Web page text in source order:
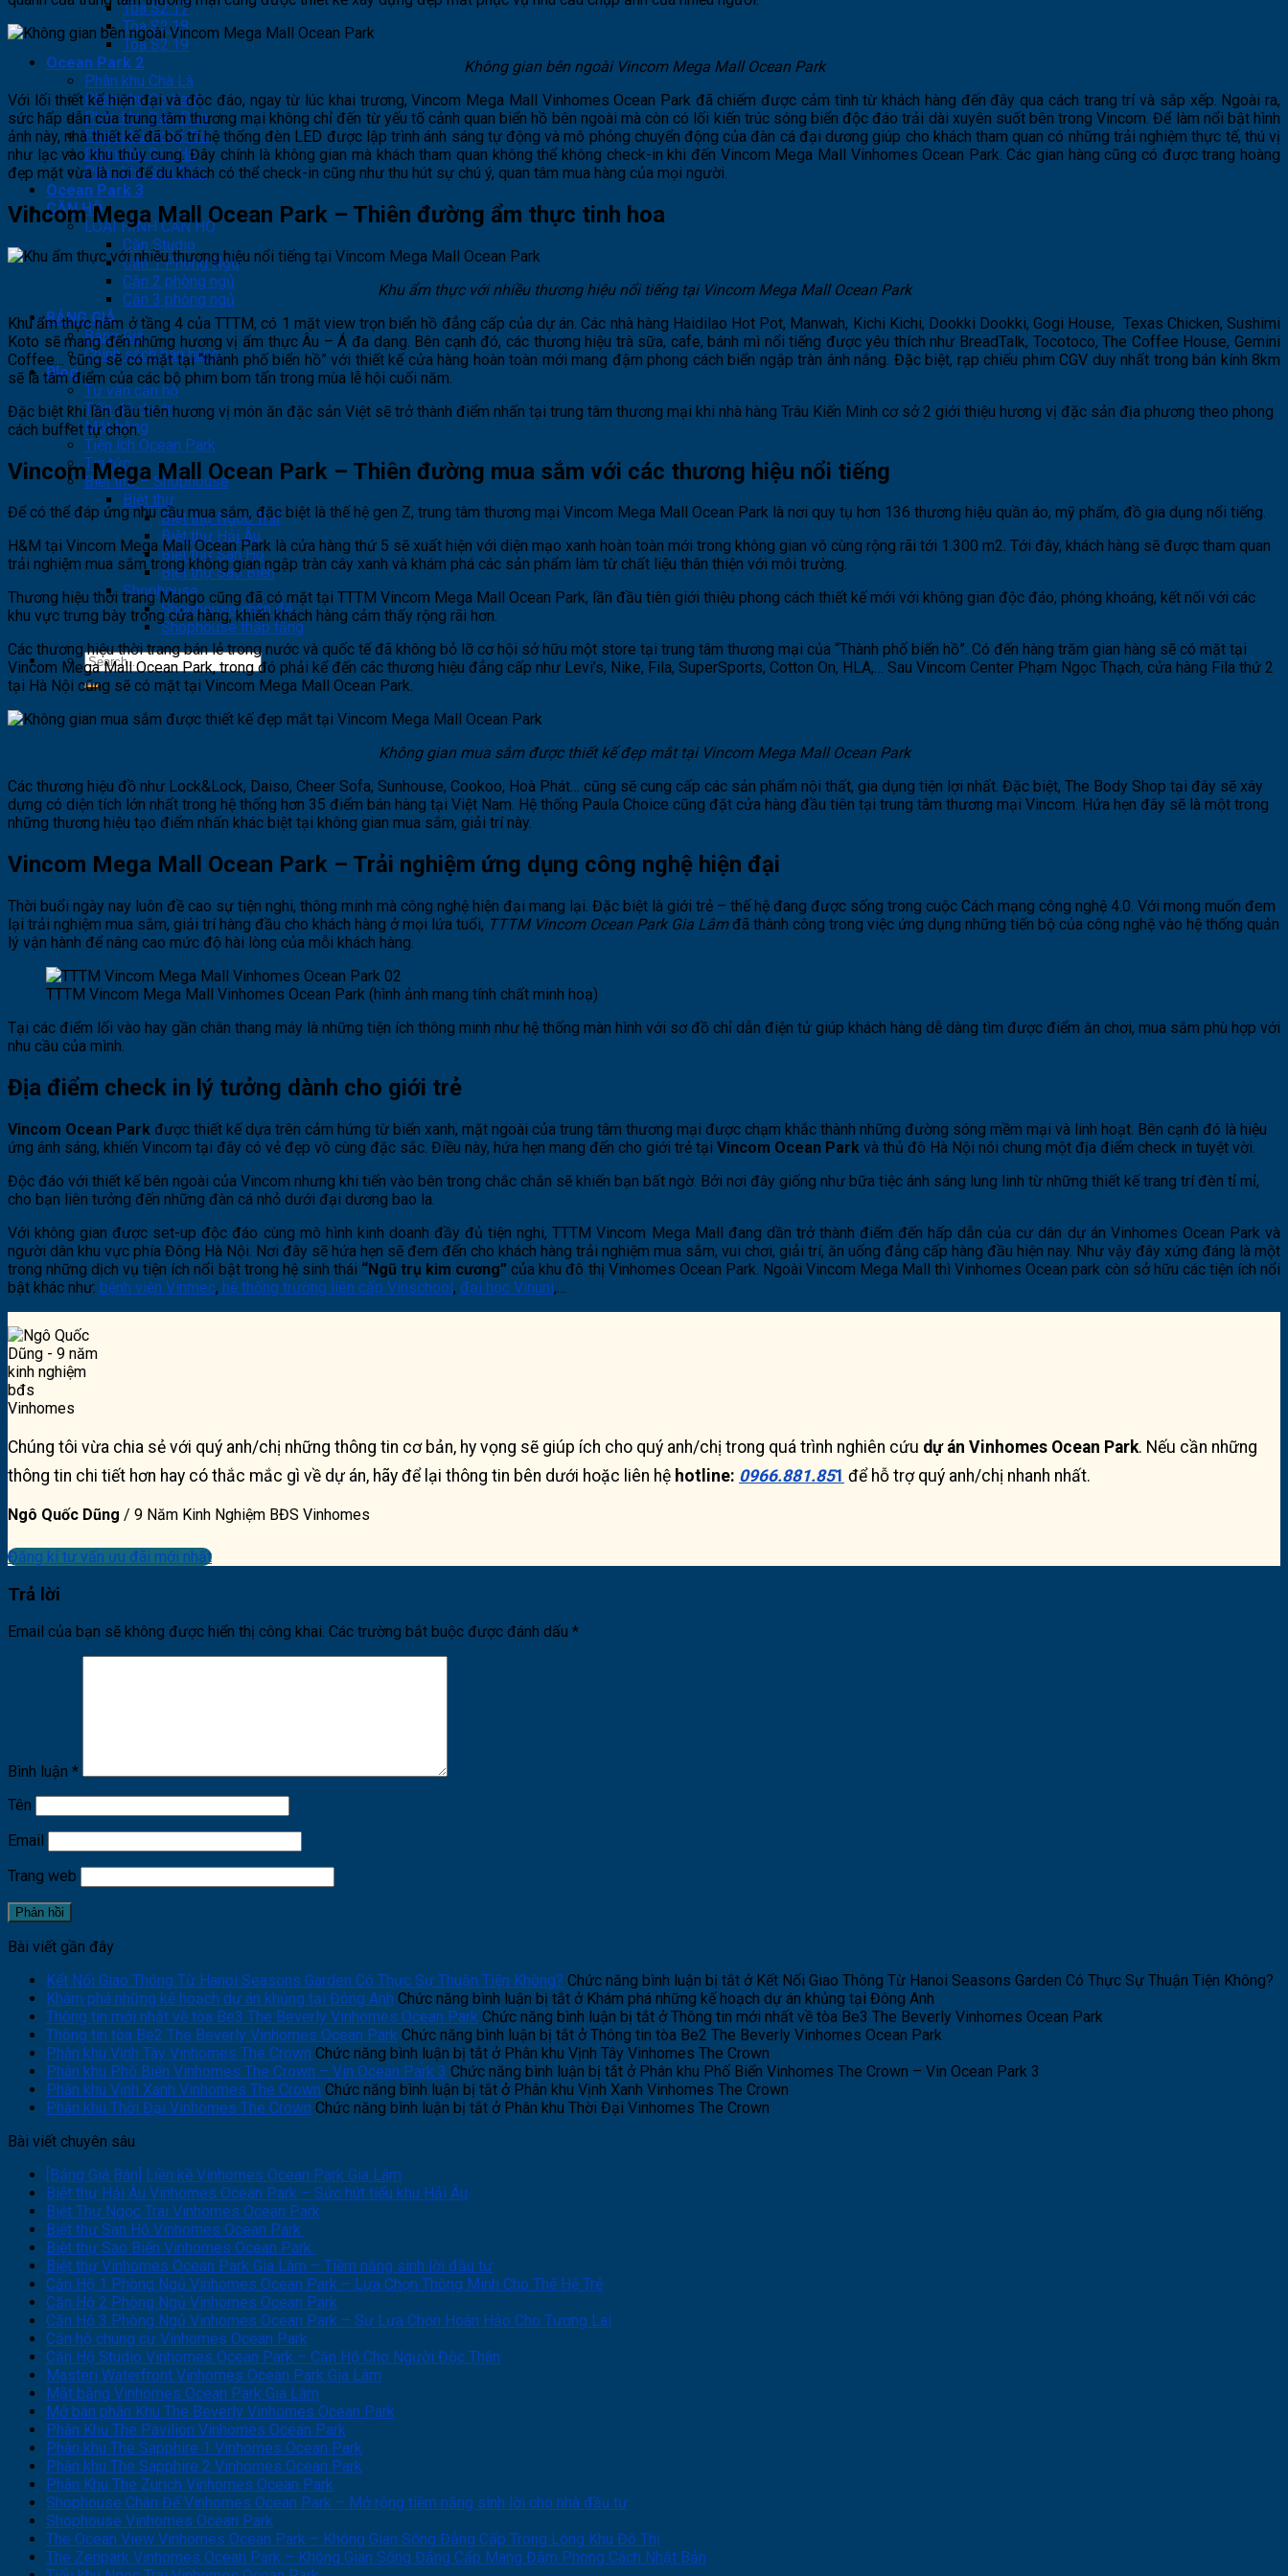
Tòa S2.17
Tòa S2.18
Tòa S2.19
Ocean Park 2
Phân khu Chà Là
Phân khu Cọ Xanh
Phân khu Đảo Dừa
Phân khu Ngọc Trai
Phân khu San Hô
Phân khu Sao Biển
Ocean Park 3
CĂN HỘ
LOẠI HÌNH CĂN HỘ
Căn Studio
Căn 1 Phòng Ngủ
Căn 2 phòng ngủ
Căn 3 phòng ngủ
BẢNG GIÁ
Bảng Giá
Chính sách bán hàng
Blog
Tư vấn căn hộ
Tiến độ dự án
Mặt bằng
Tiện ích Ocean Park
Tin tức
Biệt thự – Shophouse
Biệt thự
Biệt thự Ngọc Trai
Biệt thự Hải Âu
Biệt thự San Hô
Biệt thự Sao Biển
Shophouse
Shophouse chân đế
Shophouse thấp tầng
Không gian bên ngoài Vincom Mega Mall Ocean Park
Với lối thiết kế hiện đại và độc đáo, ngay từ lúc khai trương, Vincom Mega Mall Vinhomes Ocean Park đã chiếm được cảm tình từ khách hàng đến đây qua cách trang trí và sắp xếp. Ngoài ra,
sức hấp dẫn của trung tâm thương mại không chỉ đến từ yếu tố cảnh quan biển hồ bên ngoài mà còn có lối kiến trúc sóng biển độc đáo trải dài xuyên suốt bên trong Vincom. Để làm nổi bật hình
ảnh này, nhà thiết kế đã bố trí hệ thống đèn LED được lập trình ánh sáng tự động và mô phỏng chuyển động của đàn cá đại dương giúp cho khách tham quan có những trải nghiệm thực tế, thú vị
như lạc vào khu thủy cung. Đây chính là không gian mà khách tham quan không thể không check-in khi đến Vincom Mega Mall Vinhomes Ocean Park. Các gian hàng cũng có được trang hoàng
đẹp mặt vừa là nơi để du khách có thể check-in cũng như thu hút sự chú ý, quan tâm mua hàng của mọi người.
Vincom Mega Mall Ocean Park – Thiên đường ẩm thực tinh hoa
Khu ẩm thực với nhiều thương hiệu nổi tiếng tại Vincom Mega Mall Ocean Park
Khu ẩm thực nằm ở tầng 4 của TTTM, có 1 mặt view trọn biển hồ đẳng cấp của dự án. Các nhà hàng Haidilao Hot Pot, Manwah, Kichi Kichi, Dookki Dookki, Gogi House, Texas Chicken, Sushimi
Koto sẽ mang đến những hương vị ẩm thực Âu – Á đa dạng. Bên cạnh đó, các thương hiệu trà sữa, cafe, bánh mì nổi tiếng được yêu thích như BreadTalk, Tocotoco, The Coffee House, Gemini
Coffee… cũng sẽ có mặt tại “thành phố biển hồ” với thiết kế cửa hàng hoàn toàn mới mang đậm phong cách biển ngập tràn ánh nắng. Đặc biệt, rạp chiếu phim CGV duy nhất trong bán kính 8km
sẽ là tâm điểm của các bộ phim bom tấn trong mùa lễ hội cuối năm.
Đặc biệt khi lần đầu tiên hương vị món ăn đặc sản Việt sẽ trở thành điểm nhấn tại trung tâm thương mại khi nhà hàng Trâu Kiến Minh cơ sở 2 giới thiệu hương vị đặc sản địa phương theo phong
cách buffet tự chọn.
Vincom Mega Mall Ocean Park – Thiên đường mua sắm với các thương hiệu nổi tiếng
Để có thể đáp ứng nhu cầu mua sắm, đặc biệt là thế hệ gen Z, trung tâm thương mại Vincom Mega Mall Ocean Park là nơi quy tụ hơn 136 thương hiệu quần áo, mỹ phẩm, đồ gia dụng nổi tiếng.
H&M tại Vincom Mega Mall Ocean Park là cửa hàng thứ 5 sẽ xuất hiện với diện mạo xanh hoàn toàn mới trong không gian vô cùng rộng rãi tới 1.300 m2. Tới đây, khách hàng sẽ được tham quan
trải nghiệm mua sắm trong không gian ngập tràn cây xanh và khám phá các sản phẩm làm từ chất liệu thân thiện với môi trường.
Thương hiệu thời trang Mango cũng đã có mặt tại TTTM Vincom Mega Mall Ocean Park, lần đầu tiên giới thiệu phong cách thiết kế mới với không gian độc đáo, phóng khoáng, kết nối với các
khu vực trưng bày trong cửa hàng, khiến khách hàng cảm thấy rộng rãi hơn.
Các thương hiệu thời trang bán lẻ trong nước và quốc tế đã không bỏ lỡ cơ hội sở hữu một store tại trung tâm thương mại của “Thành phố biển hồ”. Có đến hàng trăm gian hàng sẽ có mặt tại
Vincom Mega Mall Ocean Park, trong đó phải kể đến các thương hiệu đẳng cấp như Levi’s, Nike, Fila, SuperSports, Cotton On, HLA,… Sau Vincom Center Phạm Ngọc Thạch, cửa hàng Fila thứ 2
tại Hà Nội cũng sẽ có mặt tại Vincom Mega Mall Ocean Park.
Không gian mua sắm được thiết kế đẹp mắt tại Vincom Mega Mall Ocean Park
Các thương hiệu đồ như Lock&Lock, Daiso, Cheer Sofa, Sunhouse, Cookoo, Hoà Phát… cũng sẽ cung cấp các sản phẩm nội thất, gia dụng tiện lợi nhất. Đặc biệt, The Body Shop tại đây sẽ xây
dựng có diện tích lớn nhất trong hệ thống hơn 35 điểm bán hàng tại Việt Nam. Hệ thống Paula Choice cũng đặt cửa hàng đầu tiên tại trung tâm thương mại Vincom. Hứa hẹn đây sẽ là một trong
những thương hiệu tạo điểm nhấn khác biệt tại không gian mua sắm, giải trí này.
Vincom Mega Mall Ocean Park – Trải nghiệm ứng dụng công nghệ hiện đại
Thời buổi ngày nay luôn đề cao sự tiện nghi, thông minh mà công nghệ hiện đại mang lại. Đặc biệt là giới trẻ – thế hệ đang được sống trong cuộc Cách mạng công nghệ 4.0. Với mong muốn đem
lại trải nghiệm mua sắm, giải trí hàng đầu cho khách hàng ở mọi lứa tuổi, TTTM Vincom Ocean Park Gia Lâmđã thành công trong việc ứng dụng những tiến bộ của công nghệ vào hệ thống quản
lý vận hành để nâng cao mức độ hài lòng của mỗi khách hàng.
TTTM Vincom Mega Mall Vinhomes Ocean Park (hình ảnh mang tính chất minh hoạ)
Tại các điểm lối vào hay gần chân thang máy là những tiện ích thông minh như hệ thống màn hình với sơ đồ chỉ dẫn điện tử giúp khách hàng dễ dàng tìm được điểm ăn chơi, mua sắm phù hợp với
nhu cầu của mình.
Địa điểm check in lý tưởng dành cho giới trẻ
Vincom Ocean Park được thiết kế dựa trên cảm hứng từ biển xanh, mặt ngoài của trung tâm thương mại được chạm khắc thành những đường sóng mềm mại và linh hoạt. Bên cạnh đó là hiệu
ứng ánh sáng, khiến Vincom tại đây có vẻ đẹp vô cùng đặc sắc. Điều này, hứa hẹn mang đến cho giới trẻ tại Vincom Ocean Park và thủ đô Hà Nội nói chung một địa điểm check in tuyệt vời.
Độc đáo với thiết kế bên ngoài của Vincom nhưng khi tiến vào bên trong chắc chắn sẽ khiến bạn bất ngờ. Bởi nơi đây giống như bữa tiệc ánh sáng lung linh từ những thiết kế trang trí đèn tỉ mỉ,
cho bạn liên tưởng đến những đàn cá nhỏ dưới đại dương bao la.
Với không gian được set-up độc đáo cùng mô hình kinh doanh đầy đủ tiện nghi, TTTM Vincom Mega Mall đang dần trở thành điểm đến hấp dẫn của cư dân dự án Vinhomes Ocean Park và
người dân khu vực phía Đông Hà Nội. Nơi đây sẽ hứa hẹn sẽ đem đến cho khách hàng trải nghiệm mua sắm, vui chơi, giải trí, ăn uống đẳng cấp hàng đầu hiện nay. Như vậy đây xứng đáng là một
trong những dịch vụ tiện ích nổi bật trong hệ sinh thái “Ngũ trụ kim cương” của khu đô thị Vinhomes Ocean Park. Ngoài Vincom Mega Mall thì Vinhomes Ocean park còn sở hữu các tiện ích nổi
bật khác như: bệnh viện Vinmec, hệ thống trường liên cấp Vinschool, đại học Vinuni,…
Chúng tôi vừa chia sẻ với quý anh/chị những thông tin cơ bản, hy vọng sẽ giúp ích cho quý anh/chị trong quá trình nghiên cứu dự án Vinhomes Ocean Park. Nếu cần những
thông tin chi tiết hơn hay có thắc mắc gì về dự án, hãy để lại thông tin bên dưới hoặc liên hệ hotline: 0966.881.851 để hỗ trợ quý anh/chị nhanh nhất.
Ngô Quốc Dũng / 9 Năm Kinh Nghiệm BĐS Vinhomes
Đăng kí tư vấn ưu đãi mới nhất
Trả lời
Email của bạn sẽ không được hiển thị công khai. Các trường bắt buộc được đánh dấu *
Bình luận *
Tên
Email
Trang web
Bài viết gần đây
Kết Nối Giao Thông Từ Hanoi Seasons Garden Có Thực Sự Thuận Tiện Không? Chức năng bình luận bị tắt ở Kết Nối Giao Thông Từ Hanoi Seasons Garden Có Thực Sự Thuận Tiện Không?
Khám phá những kế hoạch dự án khủng tại Đông Anh Chức năng bình luận bị tắt ở Khám phá những kế hoạch dự án khủng tại Đông Anh
Thông tin mới nhất về tòa Be3 The Beverly Vinhomes Ocean Park Chức năng bình luận bị tắt ở Thông tin mới nhất về tòa Be3 The Beverly Vinhomes Ocean Park
Thông tin tòa Be2 The Beverly Vinhomes Ocean Park Chức năng bình luận bị tắt ở Thông tin tòa Be2 The Beverly Vinhomes Ocean Park
Phân khu Vịnh Tây Vinhomes The Crown Chức năng bình luận bị tắt ở Phân khu Vịnh Tây Vinhomes The Crown
Phân khu Phố Biển Vinhomes The Crown – Vin Ocean Park 3 Chức năng bình luận bị tắt ở Phân khu Phố Biển Vinhomes The Crown – Vin Ocean Park 3
Phân khu Vịnh Xanh Vinhomes The Crown Chức năng bình luận bị tắt ở Phân khu Vịnh Xanh Vinhomes The Crown
Phân khu Thời Đại Vinhomes The Crown Chức năng bình luận bị tắt ở Phân khu Thời Đại Vinhomes The Crown
Bài viết chuyên sâu
[Bảng Giá Bán] Liền kề Vinhomes Ocean Park Gia Lâm
Biệt thự Hải Âu Vinhomes Ocean Park – Sức hút tiểu khu Hải Âu
Biệt Thự Ngọc Trai Vinhomes Ocean Park
Biệt thự San Hô Vinhomes Ocean Park
Biệt thự Sao Biển Vinhomes Ocean Park
Biệt thự Vinhomes Ocean Park Gia Lâm – Tiềm năng sinh lời đầu tư
Căn Hộ 1 Phòng Ngủ Vinhomes Ocean Park – Lựa Chọn Thông Minh Cho Thế Hệ Trẻ
Căn Hộ 2 Phòng Ngủ Vinhomes Ocean Park
Căn Hộ 3 Phòng Ngủ Vinhomes Ocean Park – Sự Lựa Chọn Hoàn Hảo Cho Tương Lai
Căn hộ chung cư Vinhomes Ocean Park
Căn Hộ Studio Vinhomes Ocean Park – Căn Hộ Cho Người Độc Thân
Masteri Waterfront Vinhomes Ocean Park Gia Lâm
Mặt bằng Vinhomes Ocean Park Gia Lâm
Mở bán phân Khu The Beverly Vinhomes Ocean Park
Phân Khu The Pavilion Vinhomes Ocean Park
Phân khu The Sapphire 1 Vinhomes Ocean Park
Phân khu The Sapphire 2 Vinhomes Ocean Park
Phân Khu The Zurich Vinhomes Ocean Park
Shophouse Chân Đế Vinhomes Ocean Park – Mở rộng tiềm năng sinh lời cho nhà đầu tư
Shophouse Vinhomes Ocean Park
The Ocean View Vinhomes Ocean Park – Không Gian Sống Đẳng Cấp Trong Lòng Khu Đô Thị
The Zenpark Vinhomes Ocean Park – Không Gian Sống Đẳng Cấp Mang Đậm Phong Cách Nhật Bản